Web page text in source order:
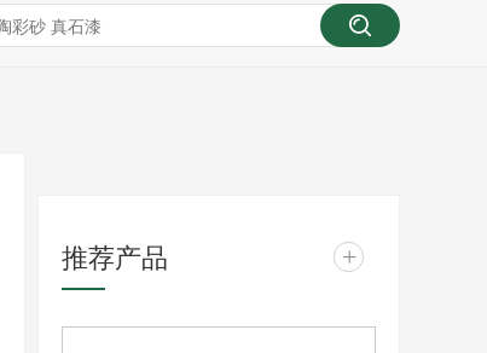
推荐产品 +